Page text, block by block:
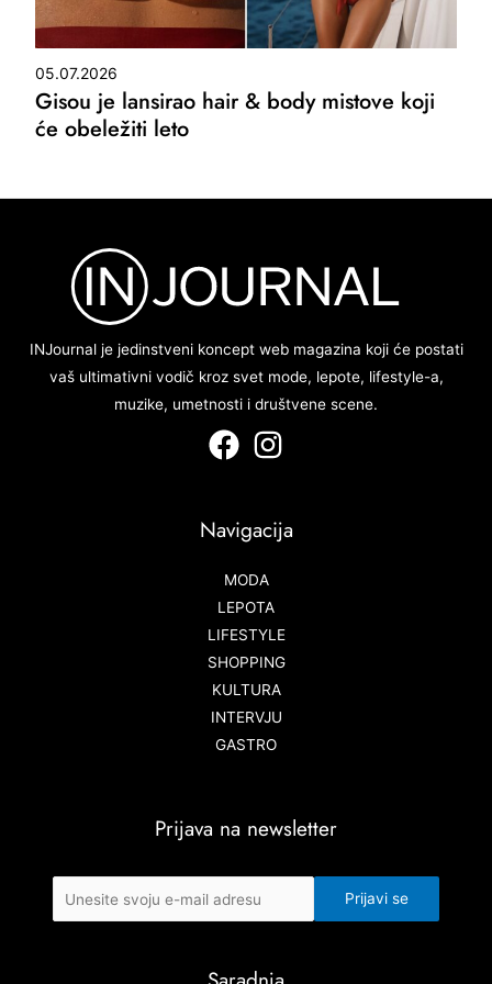
05.07.2026
Gisou je lansirao hair & body mistove koji
će obeležiti leto
INJournal je jedinstveni koncept web magazina koji će postati
vaš ultimativni vodič kroz svet mode, lepote, lifestyle-a,
muzike, umetnosti i društvene scene.
Navigacija
MODA
LEPOTA
LIFESTYLE
SHOPPING
KULTURA
INTERVJU
GASTRO
Prijava na newsletter